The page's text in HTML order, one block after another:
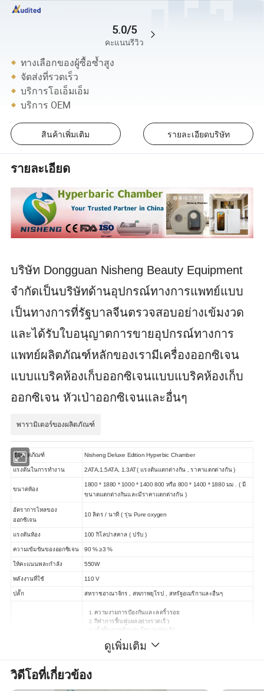
5.0/5
คะแนนรีวิว
ทางเลือกของผู้ซื้อซ้ำสูง
จัดส่งที่รวดเร็ว
บริการโอเอ็มเอ็ม
บริการ OEM
สินค้าเพิ่มเติม รายละเอียดบริษัท
รายละเอียด
บริษัท Dongguan Nisheng Beauty Equipment
จำกัดเป็นบริษัทด้านอุปกรณ์ทางการแพทย์แบบ
เป็นทางการที่รัฐบาลจีนตรวจสอบอย่างเข้มงวด
และได้รับใบอนุญาตการขายอุปกรณ์ทางการ
แพทย์ผลิตภัณฑ์หลักของเรามีเครื่องออกซิเจน
แบบแบริคห้องเก็บออกซิเจนแบบแบริคห้องเก็บ
ออกซิเจน หัวเป่าออกซิเจนและอื่นๆ
พารามิเตอร์ของผลิตภัณฑ์
ชื่อผลิตภัณฑ์ Nisheng Deluxe Edition Hyperbic Chamber
แรงดันในการทำงาน 2ATA,1.5ATA, 1.3AT( แรงดันแตกต่างกัน , ราคาแตกต่างกัน )
ขนาดห้อง
1800 * 1880 * 1000 * 1400 800 หรือ 800 * 1400 * 1880 มม . ( มี
ขนาดแตกต่างกันและมีราคาแตกต่างกัน )
อัตราการไหลของ
ออกซิเจน
10 ลิตร / นาที ( รุ่น Pure oxygen
แรงดันห้อง 100 กิโลปาสคาล ( ปรับ )
ความเข้มข้นของออกซิเจน 90 % ≥3 %
ให้คะแนนพละกำลัง 550W
พลังงานที่ใช้ 110 V
ปลั๊ก สหราชอาณาจักร , สหภาพยุโรป , สหรัฐอเมริกาและอื่นๆ
ความงามการป้องกันและลดริ้วรอย
กีฬาการฟื้นฟูแผลอย่างรวดเร็ว
เด็กที่นอนหลับและมีความอ่อนล้า
บรรเทาความเครียด
ปรับปรุงการนอนหลับ
ดูเพิ่มเติม
วิดีโอที่เกี่ยวข้อง